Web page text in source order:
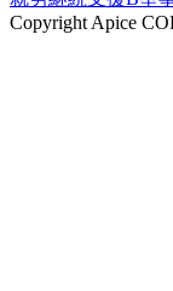
Copyright Apice